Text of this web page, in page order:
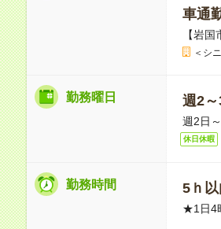
車通
【岩
＜シ
勤務曜日 週2
週2日
休日休暇
勤務時間 5ｈ
★1日4